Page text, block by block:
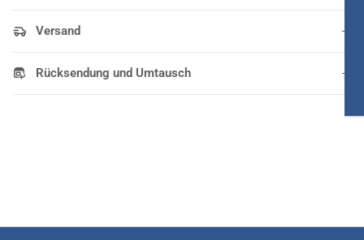
Versand
Rücksendung und Umtausch